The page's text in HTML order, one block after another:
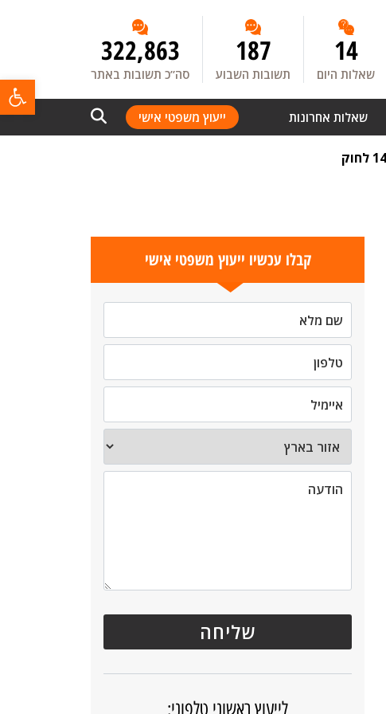
14
שאלות היום
187
תשובות השבוע
322,863
סה”כ תשובות באתר
שאלות אחרונות ייעוץ משפטי אישי
קבלו עכשיו ייעוץ משפטי אישי
לייעוץ ראשוני טלפוני: